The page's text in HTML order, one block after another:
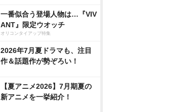
一番似合う登場人物は…『VIV
ANT』限定ウオッチ
オリコンタイアップ特集
2026年7月夏ドラマも、注目
作＆話題作が勢ぞろい！
【夏アニメ2026】7月期夏の
新アニメを一挙紹介！